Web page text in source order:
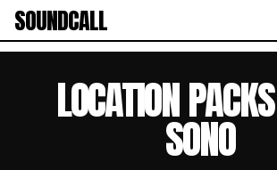
SOUNDCALL
LOCATION
SONO